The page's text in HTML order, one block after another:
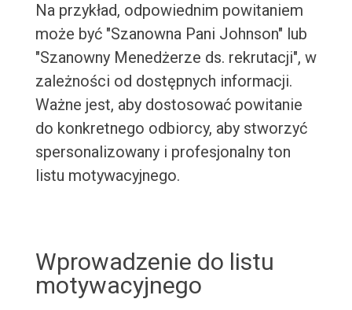
Na przykład, odpowiednim powitaniem
może być "Szanowna Pani Johnson" lub
"Szanowny Menedżerze ds. rekrutacji", w
zależności od dostępnych informacji.
Ważne jest, aby dostosować powitanie
do konkretnego odbiorcy, aby stworzyć
spersonalizowany i profesjonalny ton
listu motywacyjnego.
Wprowadzenie do listu
motywacyjnego